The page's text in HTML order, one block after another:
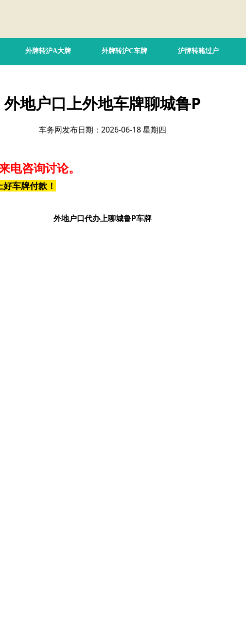
外牌转沪A大牌 外牌转沪C车牌 沪牌转籍过户
外地户口上外地车牌聊城鲁P
车务网发布日期：2026-06-18 星期四
电咨询讨论。
车牌付款！
外地户口代办上聊城鲁P车牌